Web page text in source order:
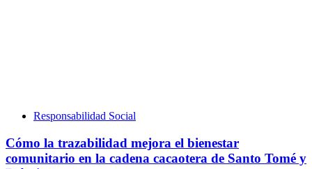
Responsabilidad Social
Cómo la trazabilidad mejora el bienestar
comunitario en la cadena cacaotera de Santo Tomé y